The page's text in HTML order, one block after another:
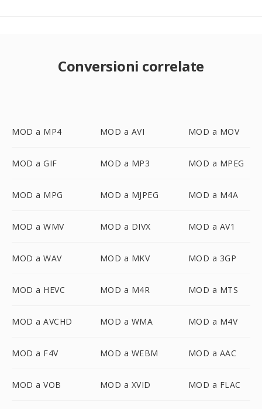
Conversioni correlate
MOD a MP4 MOD a AVI MOD a MOV
MOD a GIF MOD a MP3 MOD a MPEG
MOD a MPG MOD a MJPEG MOD a M4A
MOD a WMV MOD a DIVX MOD a AV1
MOD a WAV MOD a MKV MOD a 3GP
MOD a HEVC MOD a M4R MOD a MTS
MOD a AVCHD MOD a WMA MOD a M4V
MOD a F4V MOD a WEBM MOD a AAC
MOD a VOB MOD a XVID MOD a FLAC